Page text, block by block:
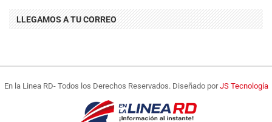
LLEGAMOS A TU CORREO
En la Linea RD- Todos los Derechos Reservados. Diseñado porJS Tecnología